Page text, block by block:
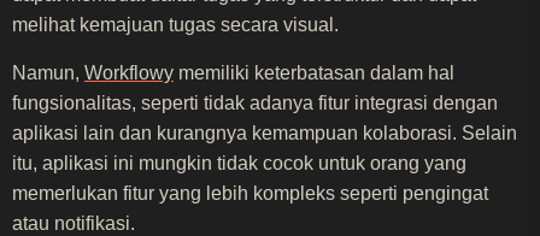
melihat kemajuan tugas secara visual.
Namun, Workflowy memiliki keterbatasan dalam hal
fungsionalitas, seperti tidak adanya fitur integrasi dengan
aplikasi lain dan kurangnya kemampuan kolaborasi. Selain
itu, aplikasi ini mungkin tidak cocok untuk orang yang
memerlukan fitur yang lebih kompleks seperti pengingat
atau notifikasi.